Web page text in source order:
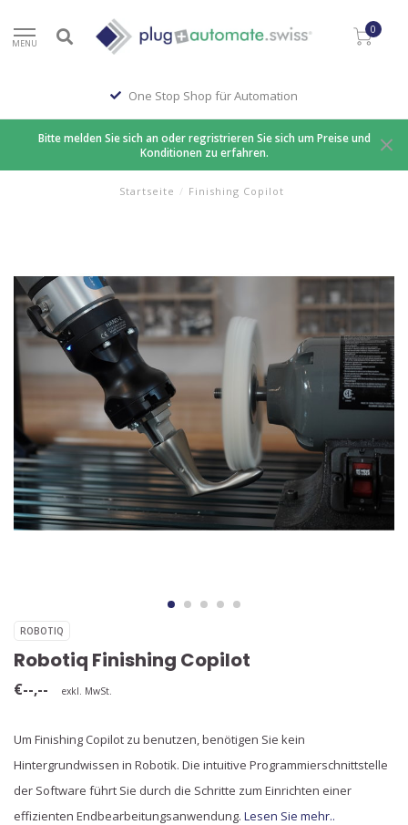
MENU
0
One Stop Shop für Automation
Bitte melden Sie sich an oder regristrieren Sie sich um Preise und
Konditionen zu erfahren.
Startseite / Finishing Copilot
ROBOTIQ
Robotiq Finishing Copilot
€--,-- exkl. MwSt.
Um Finishing Copilot zu benutzen, benötigen Sie kein
Hintergrundwissen in Robotik. Die intuitive Programmierschnittstelle
der Software führt Sie durch die Schritte zum Einrichten einer
effizienten Endbearbeitungsanwendung. Lesen Sie mehr..